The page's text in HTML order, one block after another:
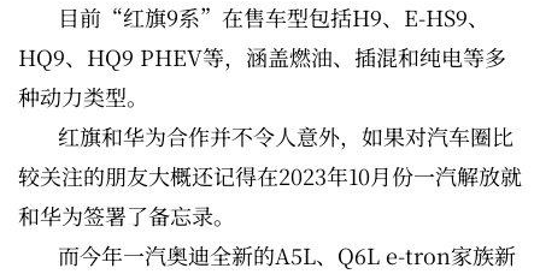
目前“红旗9系”在售车型包括H9、E-HS9、
HQ9、HQ9 PHEV等，涵盖燃油、插混和纯电等多
种动力类型。
红旗和华为合作并不令人意外，如果对汽车圈比
较关注的朋友大概还记得在2023年10月份一汽解放就
和华为签署了备忘录。
而今年一汽奥迪全新的A5L、Q6L e-tron家族新